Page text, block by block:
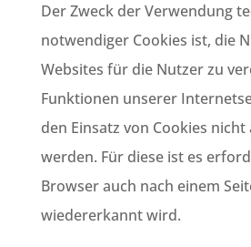
Der Zweck der Verwendung
notwendiger Cookies ist, die
Websites für die Nutzer zu
Funktionen unserer
den Einsatz von Cookies
werden. Für diese ist es
Browser auch nach einem
wiedererkannt wird.